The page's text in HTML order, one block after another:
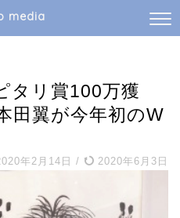
media
タリ賞100万獲
田翼が今年初のW
年2月14日 / 2020年6月3日